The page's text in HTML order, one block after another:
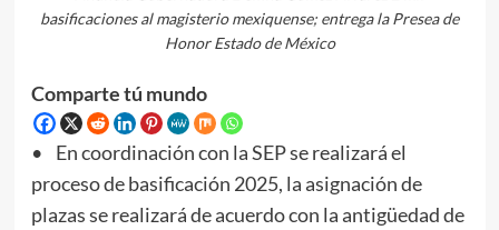
basificaciones al magisterio mexiquense; entrega la Presea de
Honor Estado de México
Comparte tú mundo
• En coordinación con la SEP se realizará el
proceso de basificación 2025, la asignación de
plazas se realizará de acuerdo con la antigüedad de